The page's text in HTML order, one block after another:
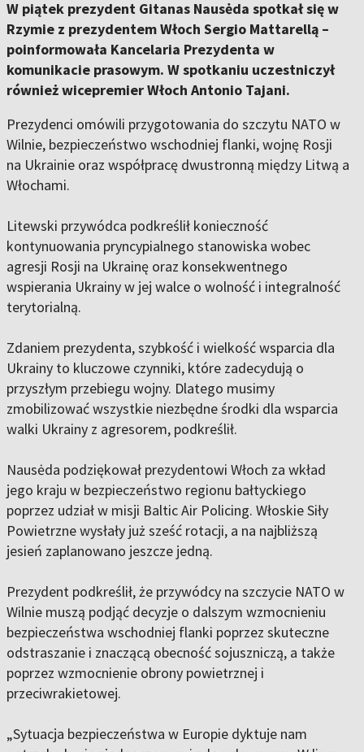
W piątek prezydent Gitanas Nausėda spotkał się w
Rzymie z prezydentem Włoch Sergio Mattarellą –
poinformowała Kancelaria Prezydenta w
komunikacie prasowym. W spotkaniu uczestniczył
również wicepremier Włoch Antonio Tajani.
Prezydenci omówili przygotowania do szczytu NATO w
Wilnie, bezpieczeństwo wschodniej flanki, wojnę Rosji
na Ukrainie oraz współpracę dwustronną między Litwą a
Włochami.
Litewski przywódca podkreślił konieczność
kontynuowania pryncypialnego stanowiska wobec
agresji Rosji na Ukrainę oraz konsekwentnego
wspierania Ukrainy w jej walce o wolność i integralność
terytorialną.
Zdaniem prezydenta, szybkość i wielkość wsparcia dla
Ukrainy to kluczowe czynniki, które zadecydują o
przyszłym przebiegu wojny. Dlatego musimy
zmobilizować wszystkie niezbędne środki dla wsparcia
walki Ukrainy z agresorem, podkreślił.
Nausėda podziękował prezydentowi Włoch za wkład
jego kraju w bezpieczeństwo regionu bałtyckiego
poprzez udział w misji Baltic Air Policing. Włoskie Siły
Powietrzne wysłały już sześć rotacji, a na najbliższą
jesień zaplanowano jeszcze jedną.
Prezydent podkreślił, że przywódcy na szczycie NATO w
Wilnie muszą podjąć decyzje o dalszym wzmocnieniu
bezpieczeństwa wschodniej flanki poprzez skuteczne
odstraszanie i znaczącą obecność sojuszniczą, a także
poprzez wzmocnienie obrony powietrznej i
przeciwrakietowej.
„Sytuacja bezpieczeństwa w Europie dyktuje nam